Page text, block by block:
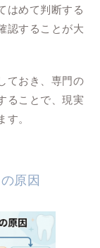
はめて判断する
認することが大
ておき、専門の
ることで、現実
す。
原因